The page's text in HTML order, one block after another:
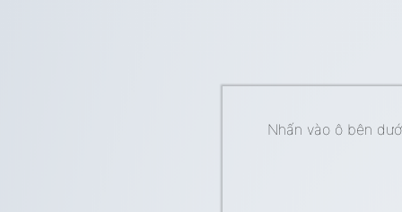
Nhấn vào ô bên